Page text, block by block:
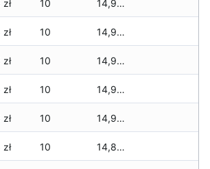
10 14,965 zł
10 14,930 zł
10 14,930 zł
10 14,930 zł
10 14,930 zł
10 14,830 zł